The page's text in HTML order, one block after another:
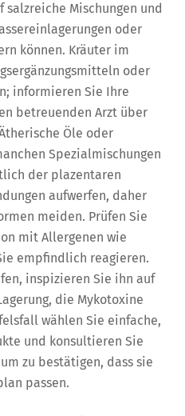
salzreiche Mischungen und
oder
können. Kräuter im
oder
informieren Sie Ihre
betreuenden Arzt über
Öle oder
Spezialmischungen
der plazentaren
aufwerfen, daher
meiden. Prüfen Sie
mit Allergenen wie
empfindlich reagieren.
inspizieren Sie ihn auf
die Mykotoxine
wählen Sie einfache,
und konsultieren Sie
zu bestätigen, dass sie
passen.